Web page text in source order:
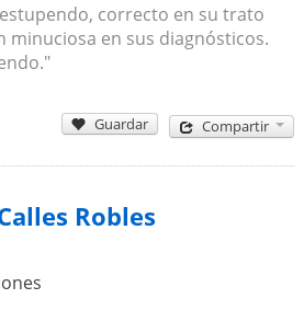
correcto en su trato
minuciosa en sus diagnósticos.
Guardar Compartir
Robles